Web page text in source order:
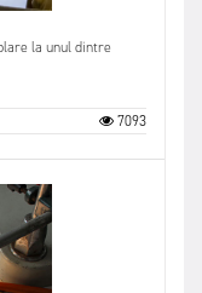
la unul dintre
7093